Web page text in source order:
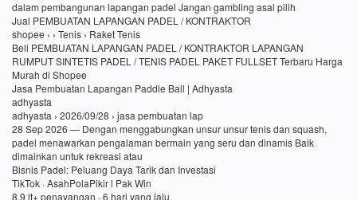
dalam pembangunan lapangan padel Jangan gambling asal pilih
Jual PEMBUATAN LAPANGAN PADEL / KONTRAKTOR
shopee › › Tenis › Raket Tenis
Beli PEMBUATAN LAPANGAN PADEL / KONTRAKTOR LAPANGAN
RUMPUT SINTETIS PADEL / TENIS PADEL PAKET FULLSET Terbaru Harga
Murah di Shopee
Jasa Pembuatan Lapangan Paddle Ball | Adhyasta
adhyasta
adhyasta › 2026/09/28 › jasa pembuatan lap
28 Sep 2026 — Dengan menggabungkan unsur unsur tenis dan squash,
padel menawarkan pengalaman bermain yang seru dan dinamis Baik
dimainkan untuk rekreasi atau
Bisnis Padel: Peluang Daya Tarik dan Investasi
TikTok · AsahPolaPikir l Pak Win
8,9 jt+ penayangan · 6 hari yang lalu